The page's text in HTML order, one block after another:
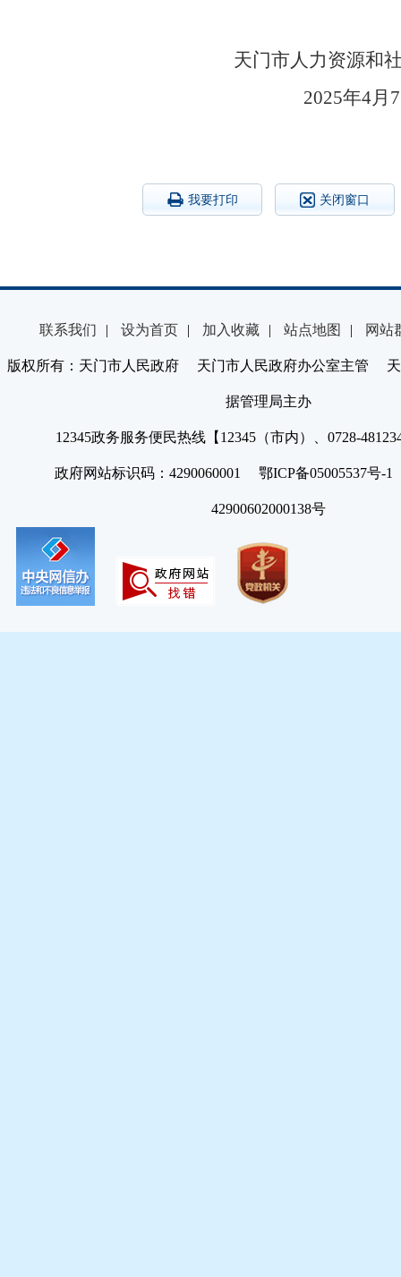
天门市人力资源和
2025
我要打印 关闭窗口
联系我们 | 设为首页 | 加入收藏 | 站点地图 | 网站
版权所有：天门市人民政府 天门市人民政府办公室主管 天
据管理局主办
12345政务服务便民热线【12345（市内）、0728-
政府网站标识码：4290060001 鄂ICP备05005537号
42900602000138号